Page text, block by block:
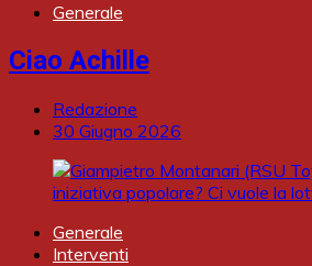
Generale
Ciao Achille
Redazione
30 Giugno 2026
Generale
Interventi